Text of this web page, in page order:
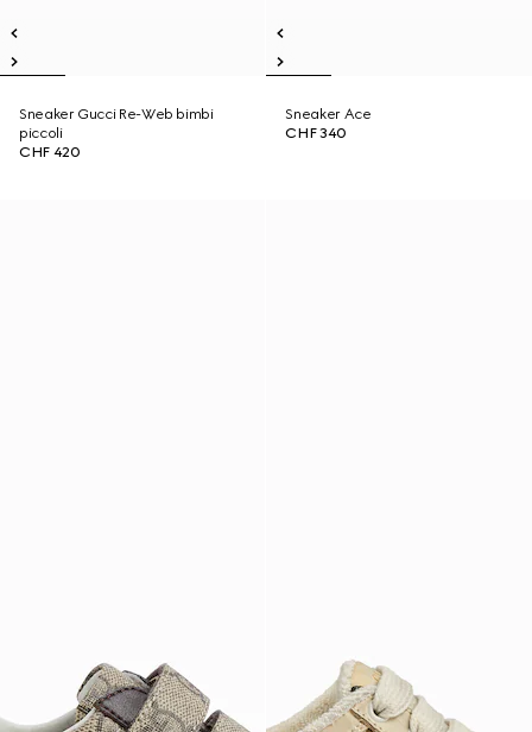
Sneaker Gucci Re-Web bimbi
piccoli
CHF 420
Sneaker Ace
CHF 340